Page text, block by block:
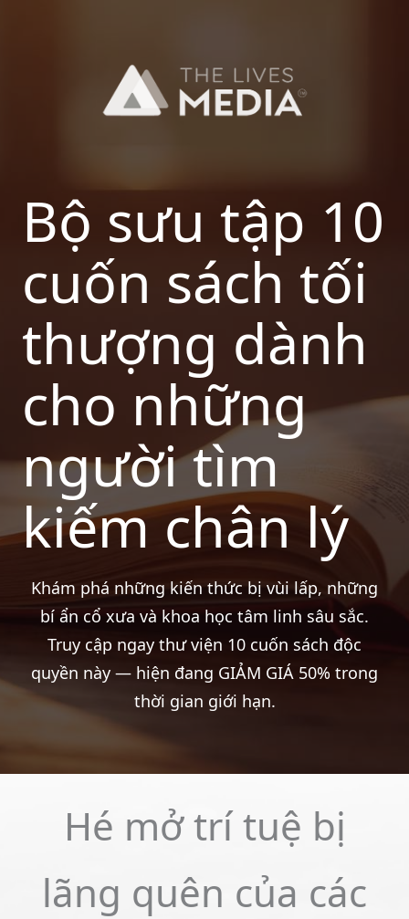
Bộ sưu tập 10
cuốn sách tối
thượng dành
cho những
người tìm
kiếm chân lý
Khám phá những kiến thức bị vùi lấp, những
bí ẩn cổ xưa và khoa học tâm linh sâu sắc.
Truy cập ngay thư viện 10 cuốn sách độc
quyền này — hiện đang GIẢM GIÁ 50% trong
thời gian giới hạn.
Hé mở trí tuệ bị
lãng quên của các